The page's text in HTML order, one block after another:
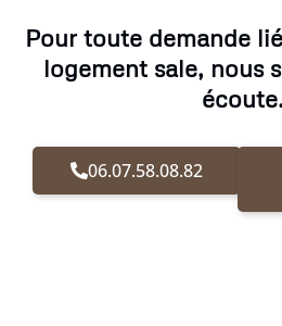
Pour toute demande
logement sale, nous
écoute.
06.07.58.08.82